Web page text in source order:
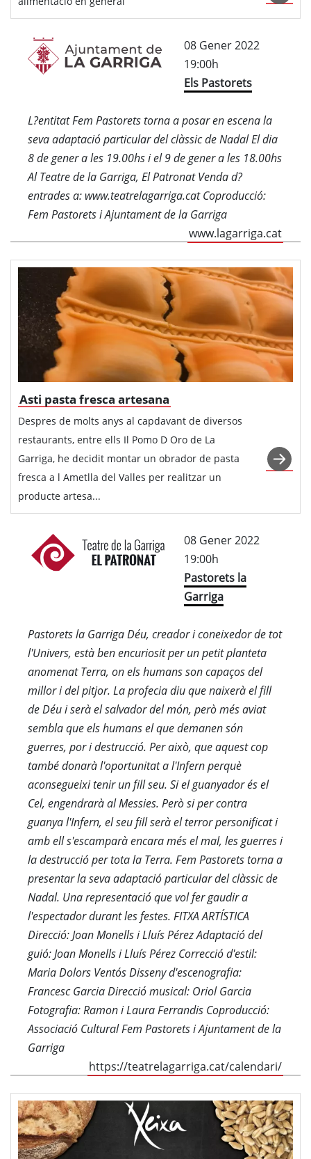
08 Gener 2022
19:00h
Els Pastorets
L?entitat Fem Pastorets torna a posar en escena la
seva adaptació particular del clàssic de Nadal El dia
8 de gener a les 19.00hs i el 9 de gener a les 18.00hs
Al Teatre de la Garriga, El Patronat Venda d?
entrades a: www.teatrelagarriga.cat Coproducció:
Fem Pastorets i Ajuntament de la Garriga
www.lagarriga.cat
Asti pasta fresca artesana
Despres de molts anys al capdavant de diversos
restaurants, entre ells Il Pomo D Oro de La
Garriga, he decidit montar un obrador de pasta
fresca a l Ametlla del Valles per realitzar un
producte artesa...
08 Gener 2022
19:00h
Pastorets la
Garriga
Pastorets la Garriga Déu, creador i coneixedor de tot
l'Univers, està ben encuriosit per un petit planteta
anomenat Terra, on els humans son capaços del
millor i del pitjor. La profecia diu que naixerà el fill
de Déu i serà el salvador del món, però més aviat
sembla que els humans el que demanen són
guerres, por i destrucció. Per això, que aquest cop
també donarà l'oportunitat a l'Infern perquè
aconsegueixi tenir un fill seu. Si el guanyador és el
Cel, engendrarà al Messies. Però si per contra
guanya l'Infern, el seu fill serà el terror personificat i
amb ell s'escamparà encara més el mal, les guerres i
la destrucció per tota la Terra. Fem Pastorets torna a
presentar la seva adaptació particular del clàssic de
Nadal. Una representació que vol fer gaudir a
l'espectador durant les festes. FITXA ARTÍSTICA
Direcció: Joan Monells i Lluís Pérez Adaptació del
guió: Joan Monells i Lluís Pérez Correcció d'estil:
Maria Dolors Ventós Disseny d'escenografia:
Francesc Garcia Direcció musical: Oriol Garcia
Fotografia: Ramon i Laura Ferrandis Coproducció:
Associació Cultural Fem Pastorets i Ajuntament de la
Garriga
https://teatrelagarriga.cat/calendari/